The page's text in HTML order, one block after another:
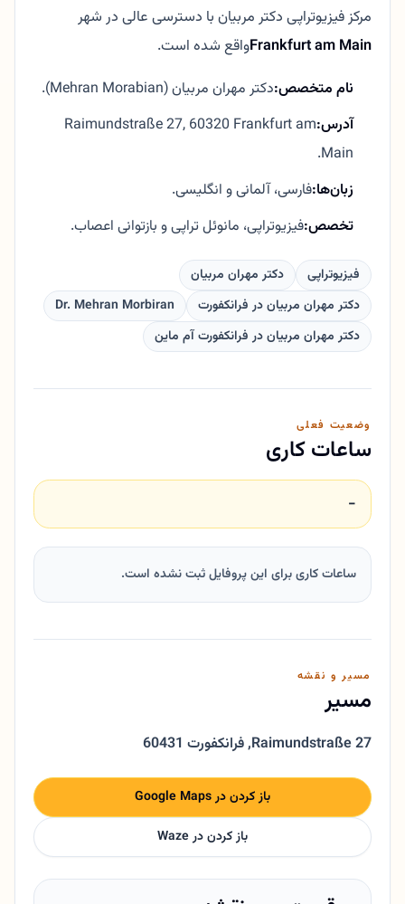
مرکز فیزیوتراپی دکتر مربیان با دسترسی عالی در شهر
Frankfurt am Mainواقع شده است.
نام متخصص:دکتر مهران مربیان (Mehran Morabian).
آدرس:Raimundstraße 27, 60320 Frankfurt am
Main.
زبان‌ها:فارسی، آلمانی و انگلیسی.
تخصص:فیزیوتراپی، مانوئل تراپی و بازتوانی اعصاب.
فیزیوتراپی
دکتر مهران مربیان
دکتر مهران مربیان در فرانکفورت
Dr. Mehran Morbiran
دکتر مهران مربیان در فرانکفورت آم ماین
وضعیت فعلی
ساعات کاری
-
ساعات کاری برای این پروفایل ثبت نشده است.
مسیر و نقشه
مسیر
Raimundstraße 27
,60431 فرانکفورت
باز کردن در Google Maps
باز کردن در Waze